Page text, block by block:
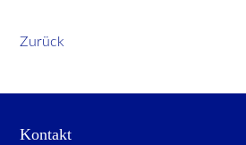
Zurück
Kontakt